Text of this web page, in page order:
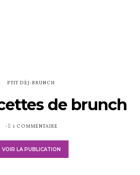
PTIT DÉJ-BRUNCH
de brunch
PUBLIÉ1 COMMENTAIRE
VOIR LA PUBLICATION